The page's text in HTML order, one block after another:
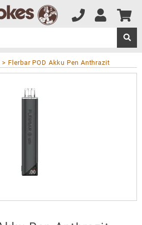
Flerbar POD Akku Pen Anthrazit